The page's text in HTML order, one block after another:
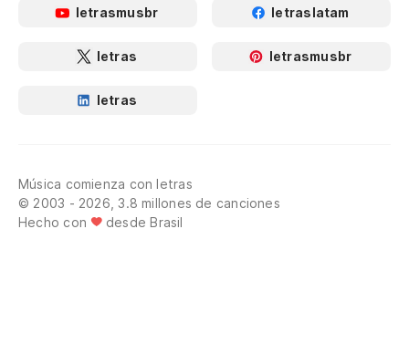
letrasmusbr letraslatam
letras letrasmusbr
letras
Música comienza con letras
© 2003 - 2026, 3.8 millones de canciones
Hecho con
desde Brasil